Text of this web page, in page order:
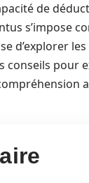
de
s’impose
d’explorer
conseils pour